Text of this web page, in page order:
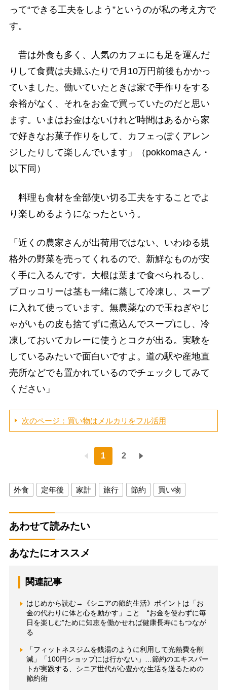
って“できる工夫をしよう”というのが私の考え方で
す。
昔は外食も多く、人気のカフェにも足を運んだ
りして食費は夫婦ふたりで月10万円前後もかかっ
ていました。働いていたときは家で手作りをする
余裕がなく、それをお金で買っていたのだと思い
ます。いまはお金はないけれど時間はあるから家
で好きなお菓子作りをして、カフェっぽくアレン
ジしたりして楽しんでいます」（pokkomaさん・
以下同）
料理も食材を全部使い切る工夫をすることでよ
り楽しめるようになったという。
「近くの農家さんが出荷用ではない、いわゆる規
格外の野菜を売ってくれるので、新鮮なものが安
く手に入るんです。大根は葉まで食べられるし、
ブロッコリーは茎も一緒に蒸して冷凍し、スープ
に入れて使っています。無農薬なので玉ねぎやじ
ゃがいもの皮も捨てずに煮込んでスープにし、冷
凍しておいてカレーに使うとコクが出る。実験を
しているみたいで面白いですよ。道の駅や産地直
売所などでも置かれているのでチェックしてみて
ください」
次のページ：買い物はメルカリをフル活用
1 2
外食 定年後 家計 旅行 節約 買い物
あわせて読みたい
あなたにオススメ
関連記事
はじめから読む→《シニアの節約生活》ポイントは「お
金の代わりに体と心を動かす」こと “お金を使わずに毎
日を楽しむ”ために知恵を働かせれば健康長寿にもつなが
る
「フィットネスジムを銭湯のように利用して光熱費を削
減」「100円ショップには行かない」…節約のエキスパー
トが実践する、シニア世代が心豊かな生活を送るための
節約術